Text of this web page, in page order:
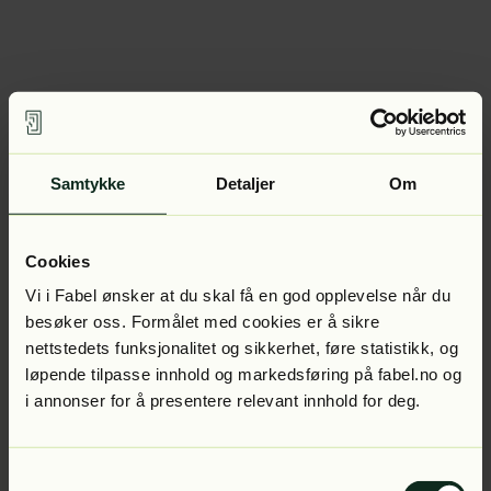
Samtykke Detaljer Om
Cookies
Vi i Fabel ønsker at du skal få en god opplevelse når du
besøker oss. Formålet med cookies er å sikre
nettstedets funksjonalitet og sikkerhet, føre statistikk, og
løpende tilpasse innhold og markedsføring på fabel.no og
i annonser for å presentere relevant innhold for deg.